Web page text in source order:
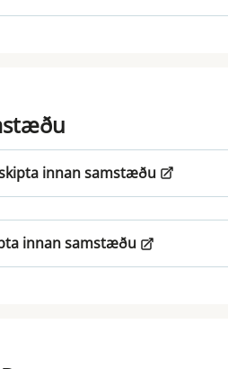
innan samstæðu
innan samstæðu